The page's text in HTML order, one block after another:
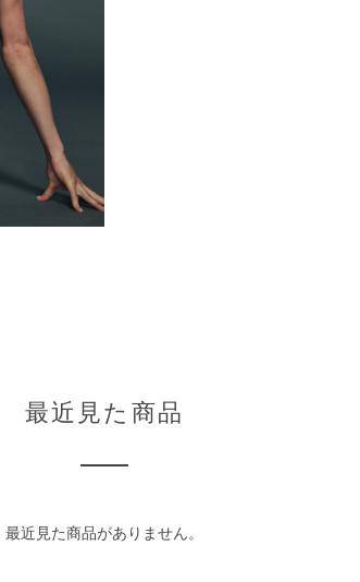
最近見た商品
最近見た商品がありません。